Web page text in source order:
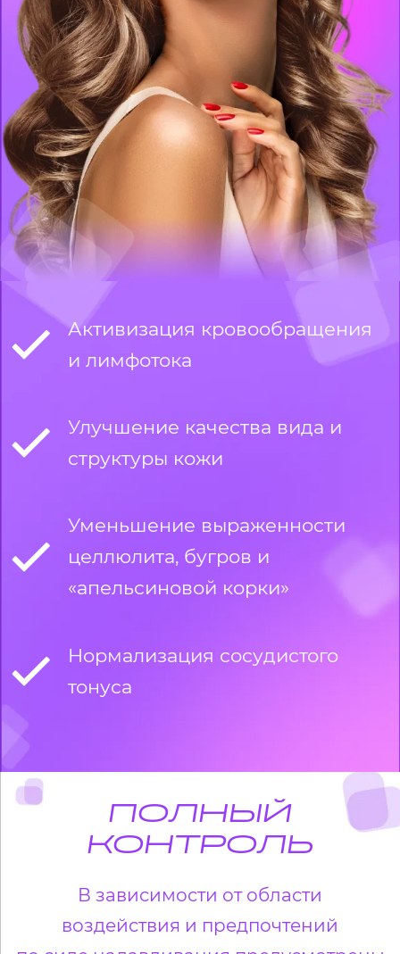
Активизация кровообращения
и лимфотока
Улучшение качества вида и
структуры кожи
Уменьшение выраженности
целлюлита, бугров и
«апельсиновой корки»
Нормализация сосудистого
тонуса
ПОЛНЫЙ
КОНТРОЛЬ
В зависимости от области
воздействия и предпочтений